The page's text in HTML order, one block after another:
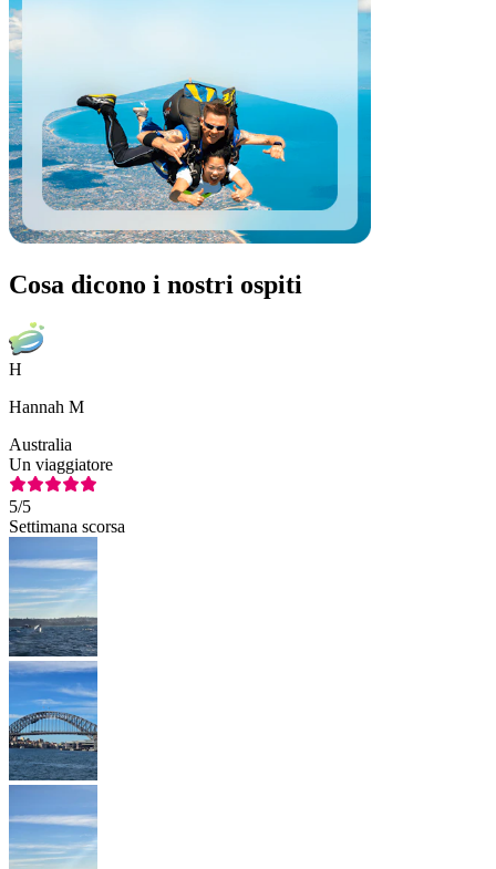
Cosa dicono i nostri ospiti
H
Hannah M
Australia
Un viaggiatore
5/5
Settimana scorsa